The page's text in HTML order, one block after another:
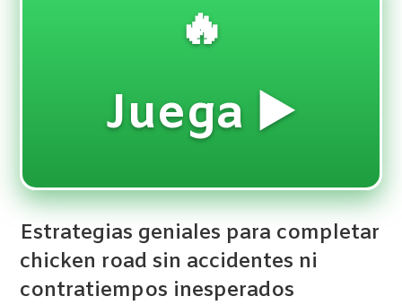
🔥
Juega ▶️
Estrategias geniales para completar
chicken road sin accidentes ni
contratiempos inesperados